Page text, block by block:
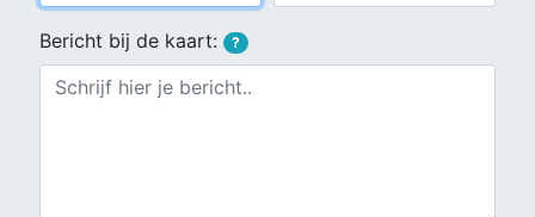
Bericht bij de kaart: ?